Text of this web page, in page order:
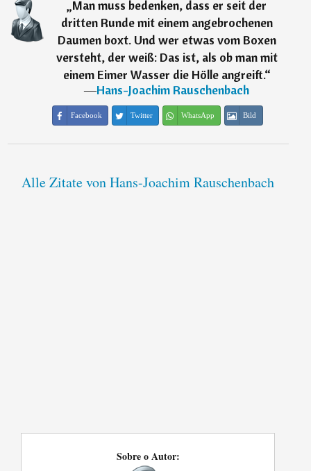
„Man muss bedenken, dass er seit der
dritten Runde mit einem angebrochenen
Daumen boxt. Und wer etwas vom Boxen
versteht, der weiß: Das ist, als ob man mit
einem Eimer Wasser die Hölle angreift.“
―Hans-Joachim Rauschenbach
Facebook Twitter WhatsApp Bild
Alle Zitate von Hans-Joachim Rauschenbach
Sobre o Autor: